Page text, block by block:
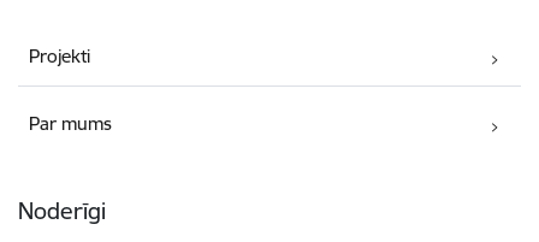
Projekti
Par mums
Noderīgi